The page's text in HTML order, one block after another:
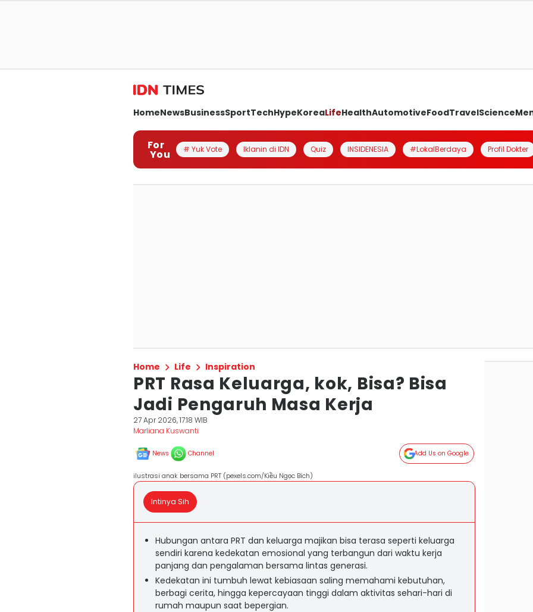
HomeNewsBusinessSportTechHypeKoreaLifeHealthAutomotiveFoodTravelScience
For
You # Yuk Vote Iklanin di IDN Quiz INSIDENESIA #LokalBerdaya Profil Dokter
Home Life Inspiration
PRT Rasa Keluarga, kok, Bisa? Bisa
Jadi Pengaruh Masa Kerja
27 Apr 2026, 17:18 WIB
Marliana Kuswanti
News Channel Add Us on Google
ilustrasi anak bersama PRT (pexels.com/Kiều Ngọc Bích)
Intinya Sih
Hubungan antara PRT dan keluarga majikan bisa terasa seperti keluarga
sendiri karena kedekatan emosional yang terbangun dari waktu kerja
panjang dan pengalaman bersama lintas generasi.
Kedekatan ini tumbuh lewat kebiasaan saling memahami kebutuhan,
berbagi cerita, hingga kepercayaan tinggi dalam aktivitas sehari-hari di
rumah maupun saat bepergian.